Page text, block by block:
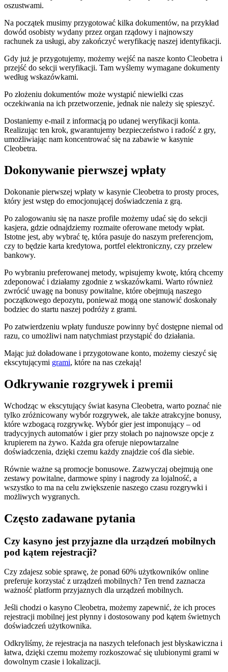
oszustwami.
Na początek musimy przygotować kilka dokumentów, na przykład
dowód osobisty wydany przez organ rządowy i najnowszy
rachunek za usługi, aby zakończyć weryfikację naszej identyfikacji.
Gdy już je przygotujemy, możemy wejść na nasze konto Cleobetra i
przejść do sekcji weryfikacji. Tam wyślemy wymagane dokumenty
według wskazówkami.
Po złożeniu dokumentów może wystąpić niewielki czas
oczekiwania na ich przetworzenie, jednak nie należy się spieszyć.
Dostaniemy e-mail z informacją po udanej weryfikacji konta.
Realizując ten krok, gwarantujemy bezpieczeństwo i radość z gry,
umożliwiając nam koncentrować się na zabawie w kasynie
Cleobetra.
Dokonywanie pierwszej wpłaty
Dokonanie pierwszej wpłaty w kasynie Cleobetra to prosty proces,
który jest wstęp do emocjonującej doświadczenia z grą.
Po zalogowaniu się na nasze profile możemy udać się do sekcji
kasjera, gdzie odnajdziemy rozmaite oferowane metody wpłat.
Istotne jest, aby wybrać tę, która pasuje do naszym preferencjom,
czy to będzie karta kredytowa, portfel elektroniczny, czy przelew
bankowy.
Po wybraniu preferowanej metody, wpisujemy kwotę, którą chcemy
zdeponować i działamy zgodnie z wskazówkami. Warto również
zwrócić uwagę na bonusy powitalne, które obejmują naszego
początkowego depozytu, ponieważ mogą one stanowić doskonały
bodziec do startu naszej podróży z grami.
Po zatwierdzeniu wpłaty fundusze powinny być dostępne niemal od
razu, co umożliwi nam natychmiast przystąpić do działania.
Mając już doładowane i przygotowane konto, możemy cieszyć się
ekscytującymi grami, które na nas czekają!
Odkrywanie rozgrywek i premii
Wchodząc w ekscytujący świat kasyna Cleobetra, warto poznać nie
tylko zróżnicowany wybór rozgrywek, ale także atrakcyjne bonusy,
które wzbogacą rozgrywkę. Wybór gier jest imponujący – od
tradycyjnych automatów i gier przy stołach po najnowsze opcje z
krupierem na żywo. Każda gra oferuje niepowtarzalne
doświadczenia, dzięki czemu każdy znajdzie coś dla siebie.
Równie ważne są promocje bonusowe. Zazwyczaj obejmują one
zestawy powitalne, darmowe spiny i nagrody za lojalność, a
wszystko to ma na celu zwiększenie naszego czasu rozgrywki i
możliwych wygranych.
Często zadawane pytania
Czy kasyno jest przyjazne dla urządzeń mobilnych
pod kątem rejestracji?
Czy zdajesz sobie sprawę, że ponad 60% użytkowników online
preferuje korzystać z urządzeń mobilnych? Ten trend zaznacza
ważność platform przyjaznych dla urządzeń mobilnych.
Jeśli chodzi o kasyno Cleobetra, możemy zapewnić, że ich proces
rejestracji mobilnej jest płynny i dostosowany pod kątem świetnych
doświadczeń użytkownika.
Odkryliśmy, że rejestracja na naszych telefonach jest błyskawiczna i
łatwa, dzięki czemu możemy rozkoszować się ulubionymi grami w
dowolnym czasie i lokalizacji.